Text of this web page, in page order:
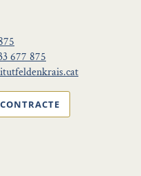
677 875